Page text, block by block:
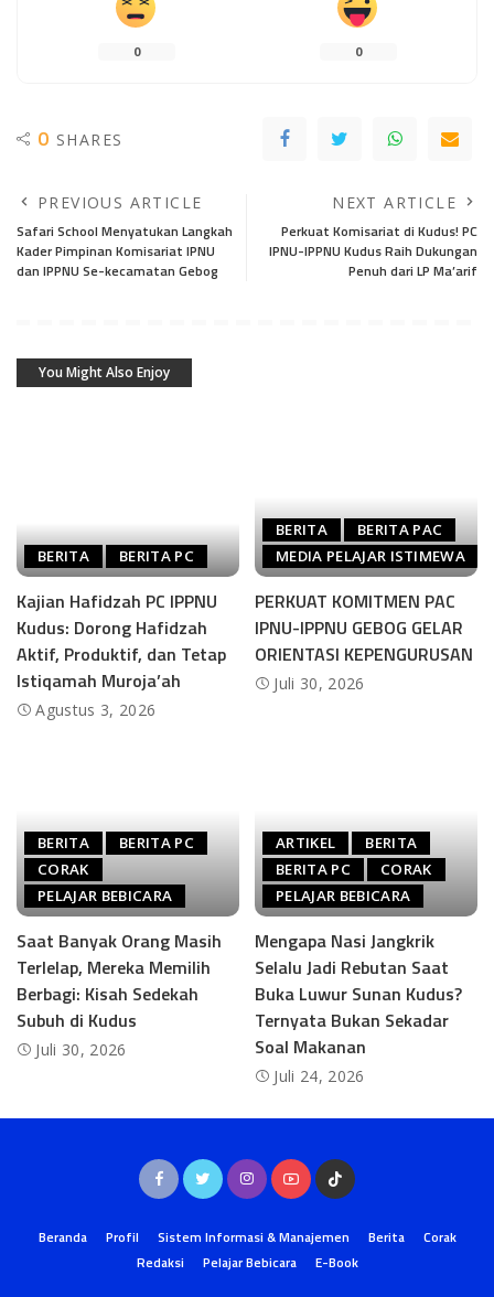
0 0
0 SHARES
PREVIOUS ARTICLE
Safari School Menyatukan Langkah
Kader Pimpinan Komisariat IPNU
dan IPPNU Se-kecamatan Gebog
NEXT ARTICLE
Perkuat Komisariat di Kudus! PC
IPNU-IPPNU Kudus Raih Dukungan
Penuh dari LP Ma’arif
You Might Also Enjoy
BERITA BERITA PC
Kajian Hafidzah PC IPPNU
Kudus: Dorong Hafidzah
Aktif, Produktif, dan Tetap
Istiqamah Muroja’ah
Agustus 3, 2026
BERITA
BERITA PAC
MEDIA PELAJAR ISTIMEWA
PERKUAT KOMITMEN PAC
IPNU-IPPNU GEBOG GELAR
ORIENTASI KEPENGURUSAN
Juli 30, 2026
BERITA
BERITA PC
CORAK
PELAJAR BEBICARA
Saat Banyak Orang Masih
Terlelap, Mereka Memilih
Berbagi: Kisah Sedekah
Subuh di Kudus
Juli 30, 2026
ARTIKEL
BERITA
BERITA PC
CORAK
PELAJAR BEBICARA
Mengapa Nasi Jangkrik
Selalu Jadi Rebutan Saat
Buka Luwur Sunan Kudus?
Ternyata Bukan Sekadar
Soal Makanan
Juli 24, 2026
Beranda Profil Sistem Informasi & Manajemen Berita
Corak
Redaksi
Pelajar Bebicara E-Book